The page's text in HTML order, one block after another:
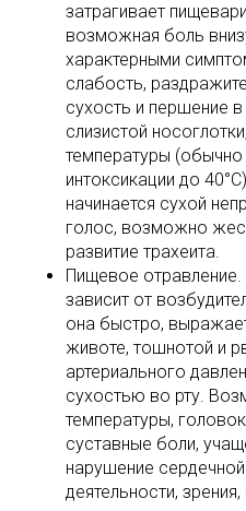
затрагивает
возможная боль
характерными
слабость,
сухость и першение
слизистой
температуры (обычно
интоксикации до
начинается сухой
голос, возможно
развитие трахеита.
Пищевое отравление.
зависит от
она быстро,
животе, тошнотой и
артериального
сухостью во рту.
температуры,
суставные боли,
нарушение
деятельности,